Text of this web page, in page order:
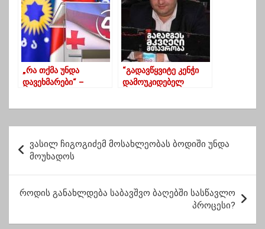
სკანდალების
მოლოდინში
„რა თქმა უნდა
დავეხმარები“ –
უფროსად
“გადავწყვიტე კენჭი
დამოუკიდებელ
პარტია დატოვა
ო
ს
ტ
ვასილ ჩიგოგიძემ მოსახლეობას ბოდიში უნდა
მოუხადოს
როდის განახლდება საბავშვო ბაღებში სასწავლო
პროცესი?